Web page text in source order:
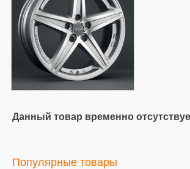
Данный товар временно
Популярные товары